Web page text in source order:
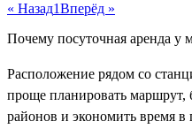
« Назад1Вперёд »
Почему посуточная аренда у
Расположение рядом со
проще планировать маршрут,
районов и экономить время